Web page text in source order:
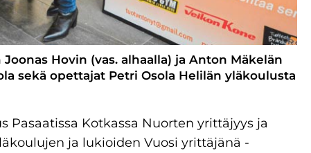
Hovin (vas. alhaalla) ja Anton Mäkelän
sekä opettajat Petri Osola Helilän yläkoulusta
Pasaatissa Kotkassa Nuorten yrittäjyys ja
ja lukioiden Vuosi yrittäjänä -